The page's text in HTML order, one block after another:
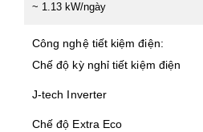
~ 1.13 kW/ngày
Công nghệ tiết kiệm điện:
Chế độ kỳ nghỉ tiết kiệm điện
J-tech Inverter
Chế độ Extra Eco